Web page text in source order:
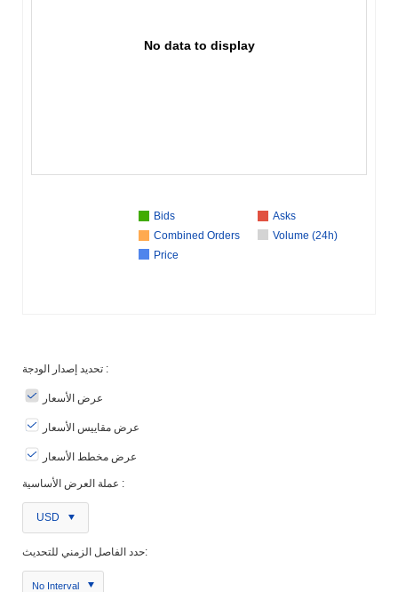
No data to display
Bids
Asks
Combined Orders
Volume (24h)
Price
تحديد إصدار الودجة :
عرض الأسعار
عرض مقاييس الأسعار
عرض مخطط الأسعار
عملة العرض الأساسية :
USD
حدد الفاصل الزمني للتحديث:
No Interval